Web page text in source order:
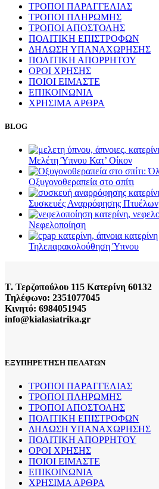
ΤΡΟΠΟΙ ΠΑΡΑΓΓΕΛΙΑΣ
ΤΡΟΠΟΙ ΠΛΗΡΩΜΗΣ
ΤΡΟΠΟΙ ΑΠΟΣΤΟΛΗΣ
ΠΟΛΙΤΙΚΗ ΕΠΙΣΤΡΟΦΩΝ
ΔΗΛΩΣΗ ΥΠΑΝΑΧΩΡΗΣΗΣ
ΠΟΛΙΤΙΚΗ ΑΠΟΡΡΗΤΟΥ
ΟΡΟΙ ΧΡΗΣΗΣ
ΠΟΙΟΙ ΕΙΜΑΣΤΕ
ΕΠΙΚΟΙΝΩΝΙΑ
ΧΡΗΣΙΜΑ ΑΡΘΡΑ
BLOG
Μελέτη Ύπνου Κατ’ Οίκον
Οξυγονοθεραπεία στο σπίτι
Συσκευές Αναρρόφησης Πτυέλων
Νεφελοποίηση
Τηλεπαρακολούθηση Ύπνου
Τ. Τερζοπούλου 115 Κατερίνη 60132
Τηλέφωνο: 2351077045
Κινητό: 6984051945
info@kialasiatrika.gr
ΕΞΥΠΗΡΕΤΗΣΗ ΠΕΛΑΤΩΝ
ΤΡΟΠΟΙ ΠΑΡΑΓΓΕΛΙΑΣ
ΤΡΟΠΟΙ ΠΛΗΡΩΜΗΣ
ΤΡΟΠΟΙ ΑΠΟΣΤΟΛΗΣ
ΠΟΛΙΤΙΚΗ ΕΠΙΣΤΡΟΦΩΝ
ΔΗΛΩΣΗ ΥΠΑΝΑΧΩΡΗΣΗΣ
ΠΟΛΙΤΙΚΗ ΑΠΟΡΡΗΤΟΥ
ΟΡΟΙ ΧΡΗΣΗΣ
ΠΟΙΟΙ ΕΙΜΑΣΤΕ
ΕΠΙΚΟΙΝΩΝΙΑ
ΧΡΗΣΙΜΑ ΑΡΘΡΑ